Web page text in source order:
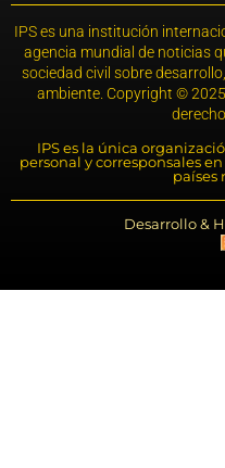
IPS es una institución
agencia mundial de noticias
sociedad civil sobre
ambiente. Copyright ©
IPS es la única
personal y corresponsales
países
Desarrollo &